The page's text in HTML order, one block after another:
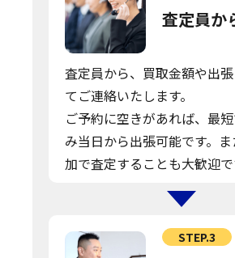
査定員か
査定員から、買取金額や出
てご連絡いたします。
ご予約に空きがあれば、最
み当日から出張可能です。
加で査定することも大歓迎で
STEP.3